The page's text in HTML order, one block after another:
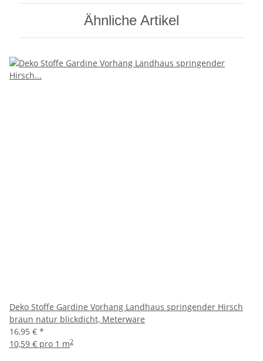
Ähnliche Artikel
Deko Stoffe Gardine Vorhang Landhaus springender Hirsch
braun natur blickdicht, Meterware
16,95 € *
10,59 € pro 1 m2